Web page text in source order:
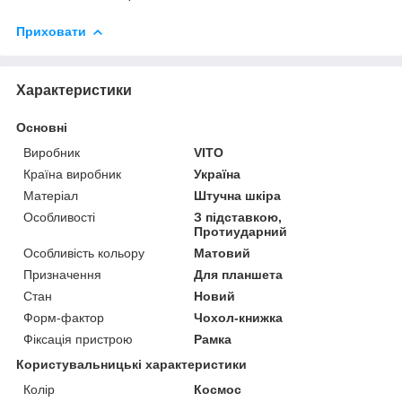
Приховати
Характеристики
Основні
Виробник
VITO
Країна виробник
Україна
Матеріал
Штучна шкіра
Особливості
З підставкою,
Протиударний
Особливість кольору
Матовий
Призначення
Для планшета
Стан
Новий
Форм-фактор
Чохол-книжка
Фіксація пристрою
Рамка
Користувальницькі характеристики
Колір
Космос